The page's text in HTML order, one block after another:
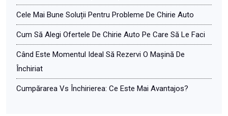
Cele Mai Bune Soluții Pentru Probleme De Chirie Auto
Cum Să Alegi Ofertele De Chirie Auto Pe Care Să Le Faci
Când Este Momentul Ideal Să Rezervi O Mașină De
Închiriat
Cumpărarea Vs Închirierea: Ce Este Mai Avantajos?